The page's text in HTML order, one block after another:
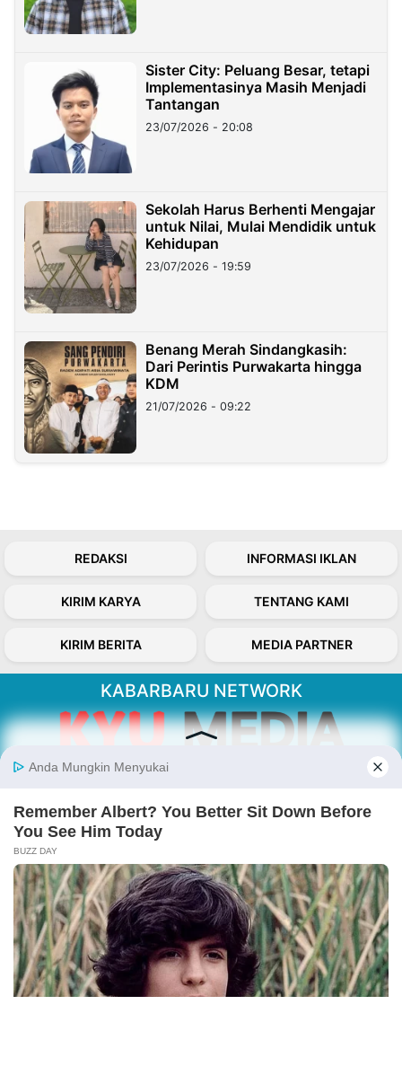
Sister City: Peluang Besar, tetapi
Implementasinya Masih Menjadi
Tantangan
23/07/2026 - 20:08
Sekolah Harus Berhenti Mengajar
untuk Nilai, Mulai Mendidik untuk
Kehidupan
23/07/2026 - 19:59
Benang Merah Sindangkasih:
Dari Perintis Purwakarta hingga
KDM
21/07/2026 - 09:22
REDAKSI INFORMASI IKLAN
KIRIM KARYA TENTANG KAMI
KIRIM BERITA MEDIA PARTNER
KABARBARU NETWORK
Kabarbaru.co menyajikan berita aktual dan
inspiratif dari sudut pandang berbaik sangka
Follow Kabarbaru